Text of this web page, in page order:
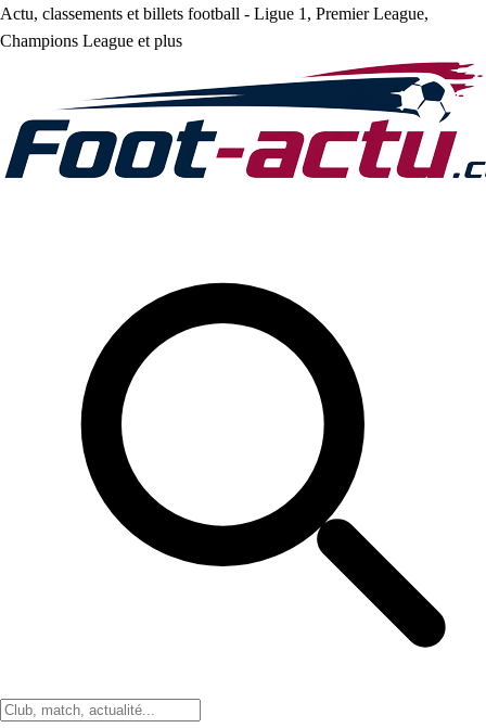
Actu, classements et billets football - Ligue 1, Premier League,
Champions League et plus